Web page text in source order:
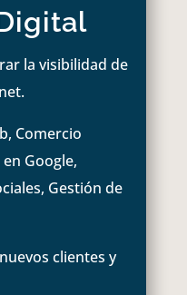
la visibilidad de
Comercio
Google,
Gestión de
clientes y